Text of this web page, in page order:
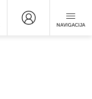
NAVIGACIJA